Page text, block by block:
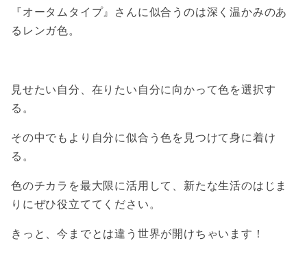
『オータムタイプ』さんに似合うのは深く温かみのあ
るレンガ色。
見せたい自分、在りたい自分に向かって色を選択す
る。
その中でもより自分に似合う色を見つけて身に着け
る。
色のチカラを最大限に活用して、新たな生活のはじま
りにぜひ役立ててください。
きっと、今までとは違う世界が開けちゃいます！